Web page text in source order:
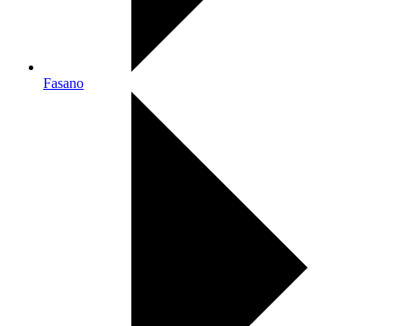
Fasano